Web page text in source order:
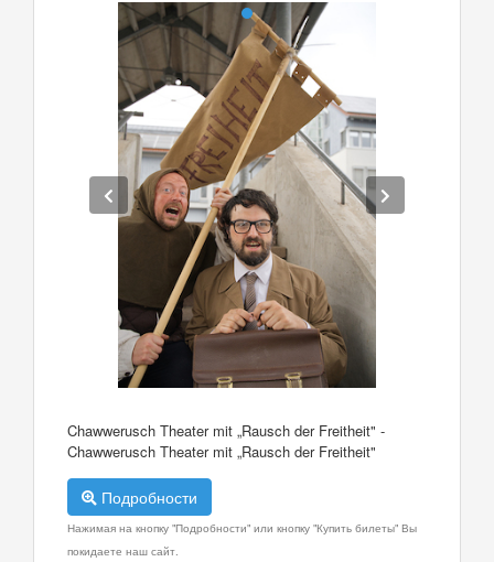
Chawwerusch Theater mit „Rausch der Freitheit" -
Chawwerusch Theater mit „Rausch der Freitheit"
Подробности
Нажимая на кнопку "Подробности" или кнопку "Купить билеты" Вы
покидаете наш сайт.